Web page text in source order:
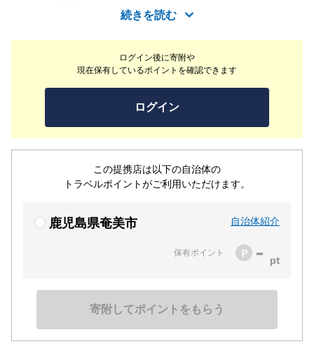
ログイン後に寄附や
現在保有しているポイントを確認できます
ログイン
この提携店は以下の自治体の
トラベルポイントがご利用いただけます。
鹿児島県奄美市 自治体紹介
保有ポイント -
寄附してポイントをもらう
ューをご用意しております。
続きを読む